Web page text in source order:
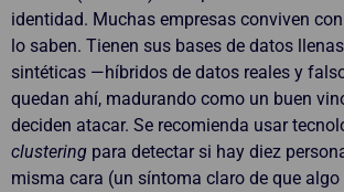
identidad. Muchas empresas conviven
lo saben. Tienen sus bases de datos
sintéticas —híbridos de datos reales y
quedan ahí, madurando como un buen
deciden atacar. Se recomienda usar
clustering para detectar si hay diez
misma cara (un síntoma claro de que